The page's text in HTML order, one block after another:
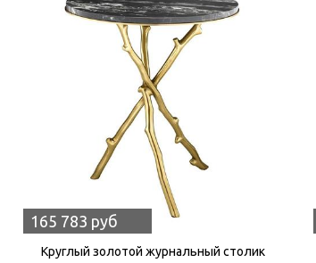
165 783 руб
Круглый золотой журнальный столик